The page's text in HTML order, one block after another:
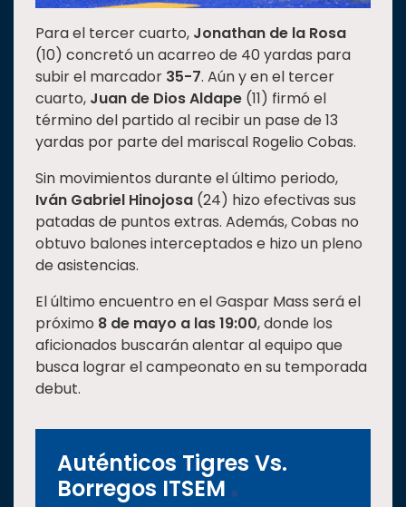
Para el tercer cuarto, Jonathan de la Rosa
(10) concretó un acarreo de 40 yardas para
subir el marcador 35-7. Aún y en el tercer
cuarto, Juan de Dios Aldape (11) firmó el
término del partido al recibir un pase de 13
yardas por parte del mariscal Rogelio Cobas.
Sin movimientos durante el último periodo,
Iván Gabriel Hinojosa (24) hizo efectivas sus
patadas de puntos extras. Además, Cobas no
obtuvo balones interceptados e hizo un pleno
de asistencias.
El último encuentro en el Gaspar Mass será el
próximo 8 de mayo a las 19:00, donde los
aficionados buscarán alentar al equipo que
busca lograr el campeonato en su temporada
debut.
Auténticos Tigres Vs.
Borregos ITSEM